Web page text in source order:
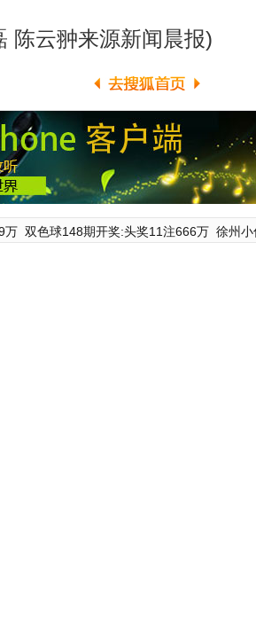
云翀来源新闻晨报)
万 双色球148期开奖:头奖11注666万 徐州